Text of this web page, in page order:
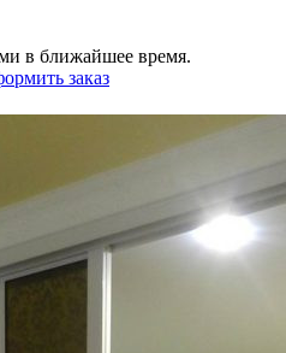
в ближайшее время.
заказ